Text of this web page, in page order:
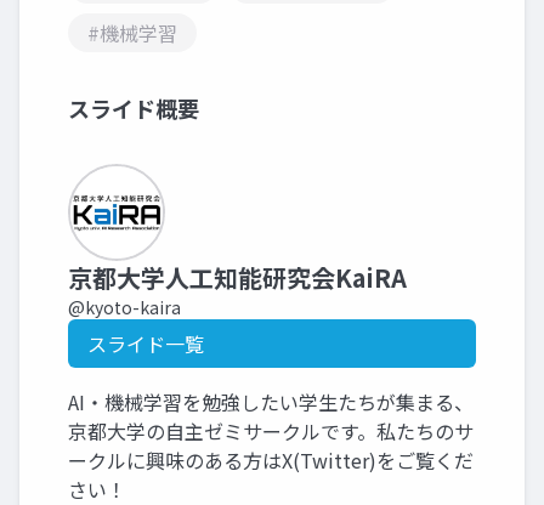
#機械学習
スライド概要
京都大学人工知能研究会KaiRA
@kyoto-kaira
スライド一覧
AI・機械学習を勉強したい学生たちが集まる、
京都大学の自主ゼミサークルです。私たちのサ
ークルに興味のある方はX(Twitter)をご覧くだ
さい！